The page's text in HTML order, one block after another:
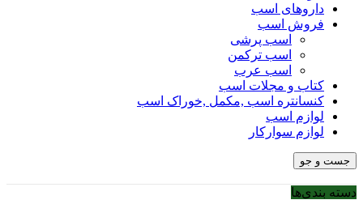
داروهای اسب
فروش اسب
اسب پرشی
اسب ترکمن
اسب عرب
کتاب و مجلات اسب
کنسانتره اسب ,مکمل ,خوراک اسب
لوازم اسب
لوازم سوارکار
جست و جو
دسته بندی‌ها